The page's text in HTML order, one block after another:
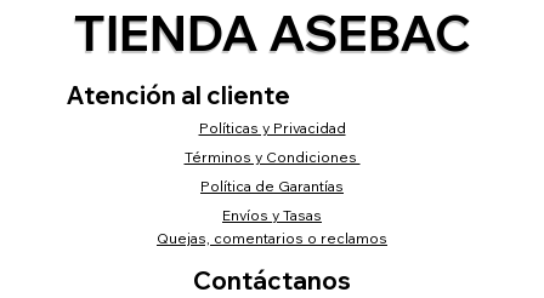
TIENDA ASEBAC
Atención al cliente
Políticas y Privacidad
Términos y Condiciones
Envíos y Tasas
Política de Garantías
Quejas, comentarios o reclamos
Contáctanos